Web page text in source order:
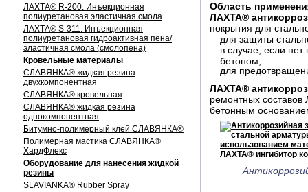
ЛАХТА® R-200. Инъекционная
полиуретановая эластичная смола
ЛАХТА® S-311. Инъекционная
полиуретановая гидроактивная пена/
эластичная смола (смолопена)
Кровельные материалы
СЛАВЯНКА® жидкая резина
двухкомпонентная
СЛАВЯНКА® кровельная
СЛАВЯНКА® жидкая резина
однокомпонентная
Битумно-полимерный клей СЛАВЯНКА®
Полимерная мастика СЛАВЯНКА®
ХардФлекс
Оборудование для нанесения жидкой
резины
SLAVIANKA® Rubber Spray
Область
ЛАХТА®
покрытия для
для защиты
в случае, если
бетоном;
для
ЛАХТА®
ремонтных
бетонным